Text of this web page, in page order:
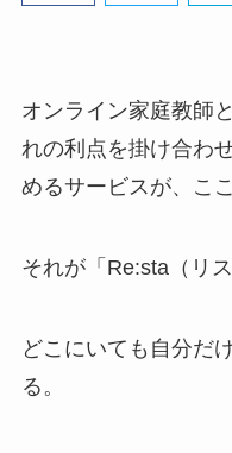
オンライン家庭教師
れの利点を掛け合わ
めるサービスが、こ
それが「Re:sta（リ
どこにいても自分だ
る。